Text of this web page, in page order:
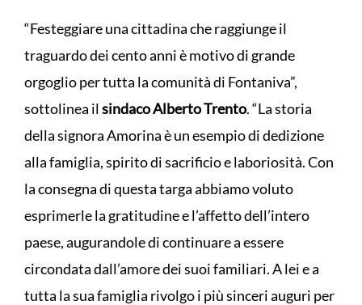
“Festeggiare una cittadina che raggiunge il
traguardo dei cento anni è motivo di grande
orgoglio per tutta la comunità di Fontaniva”,
sottolinea ilsindaco Alberto Trento. “La storia
della signora Amorina è un esempio di dedizione
alla famiglia, spirito di sacrificio e laboriosità. Con
la consegna di questa targa abbiamo voluto
esprimerle la gratitudine e l’affetto dell’intero
paese, augurandole di continuare a essere
circondata dall’amore dei suoi familiari. A lei e a
tutta la sua famiglia rivolgo i più sinceri auguri per